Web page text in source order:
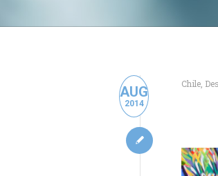
AUG
2014
Chile